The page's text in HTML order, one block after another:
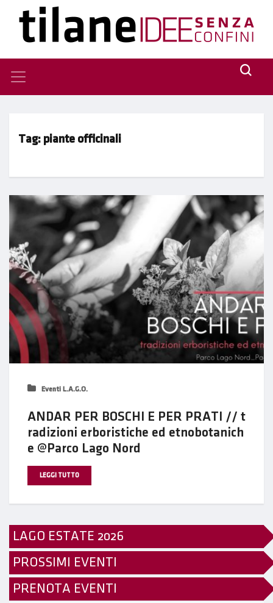
Tag: piante officinali
Eventi L.A.G.O.
ANDAR PER BOSCHI E PER PRATI // t
radizioni erboristiche ed etnobotanich
e @Parco Lago Nord
LEGGI TUTTO
LAGO ESTATE 2026
PROSSIMI EVENTI
PRENOTA EVENTI